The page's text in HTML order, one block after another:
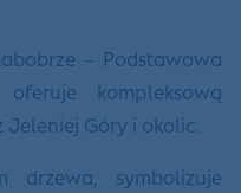
– Podstawowa
kompleksową
Góry i okolic.
drzewa, symbolizuje